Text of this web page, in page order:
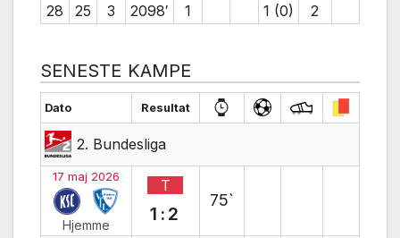
28 25 3 2098′ 1 1 (0) 2
SENESTE KAMPE
Dato Resultat
2. Bundesliga
17 maj 2026
Hjemme
T
1:2
75`